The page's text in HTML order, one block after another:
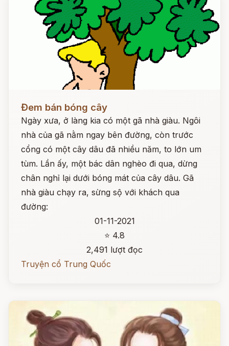
Đem bán bóng cây
Ngày xưa, ở làng kia có một gã nhà giàu. Ngôi
nhà của gã nằm ngay bên đường, còn trước
cổng có một cây dâu đã nhiều năm, to lớn um
tùm. Lần ấy, một bác dân nghèo đi qua, dừng
chân nghỉ lại dưới bóng mát của cây dâu. Gã
nhà giàu chạy ra, sừng sộ với khách qua
đường:
01-11-2021
⭐ 4.8
2,491 lượt đọc
Truyện cổ Trung Quốc